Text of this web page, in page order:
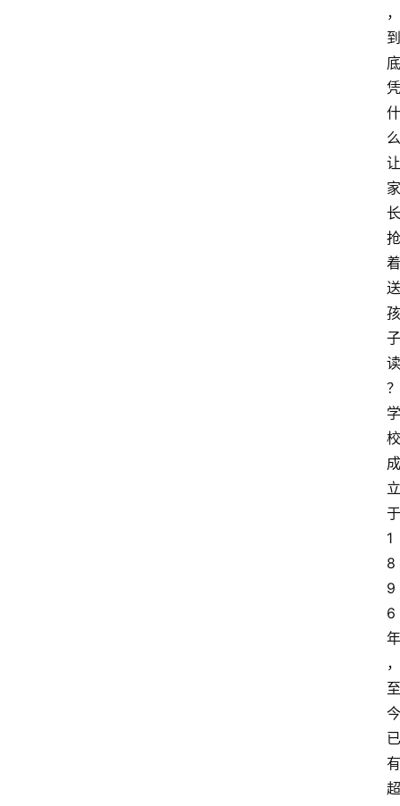
，
到
底
凭
什
么
让
家
长
抢
着
送
孩
子
读
？
学
校
成
立
于
1
8
9
6
年
，
至
今
已
有
超